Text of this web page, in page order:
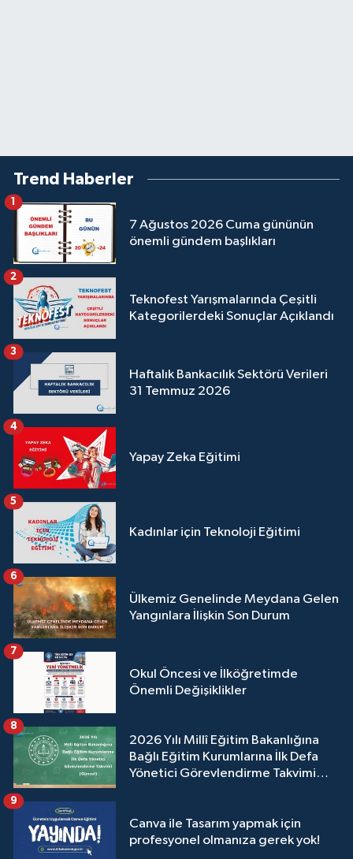
Trend Haberler
7 Ağustos 2026 Cuma gününün
önemli gündem başlıkları
1
Teknofest Yarışmalarında Çeşitli
Kategorilerdeki Sonuçlar Açıklandı
2
Haftalık Bankacılık Sektörü Verileri
31 Temmuz 2026
3
Yapay Zeka Eğitimi
4
Kadınlar için Teknoloji Eğitimi
5
Ülkemiz Genelinde Meydana Gelen
Yangınlara İlişkin Son Durum
6
Okul Öncesi ve İlköğretimde
Önemli Değişiklikler
7
2026 Yılı Millî Eğitim Bakanlığına
Bağlı Eğitim Kurumlarına İlk Defa
Yönetici Görevlendirme Takvimi
8
Canva ile Tasarım yapmak için
profesyonel olmanıza gerek yok!
9